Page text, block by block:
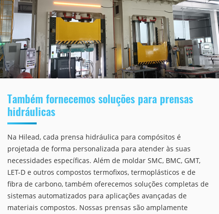
Também fornecemos soluções para prensas
hidráulicas
Na Hilead, cada prensa hidráulica para compósitos é
projetada de forma personalizada para atender às suas
necessidades específicas. Além de moldar SMC, BMC, GMT,
LET-D e outros compostos termofixos, termoplásticos e de
fibra de carbono, também oferecemos soluções completas de
sistemas automatizados para aplicações avançadas de
materiais compostos. Nossas prensas são amplamente